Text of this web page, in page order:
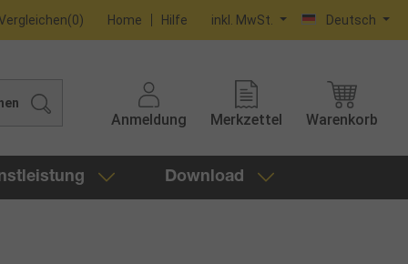
(0) Home Hilfe inkl. MwSt. Deutsch
Anmeldung Merkzettel Warenkorb
Download